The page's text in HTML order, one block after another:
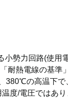
小勢力回路(使用
耐熱電線の基準
380℃の高温下
度/電圧ではあ